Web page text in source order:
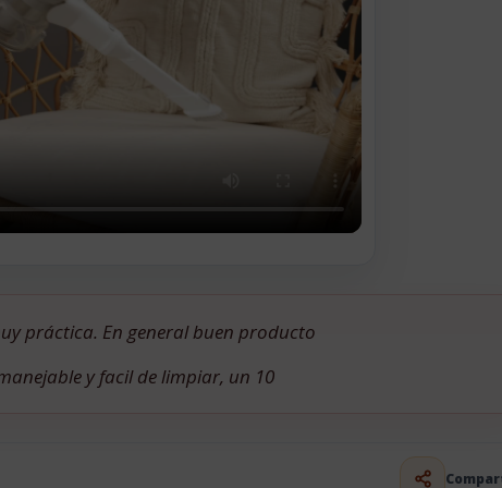
práctica. En general buen producto
y facil de limpiar, un 10